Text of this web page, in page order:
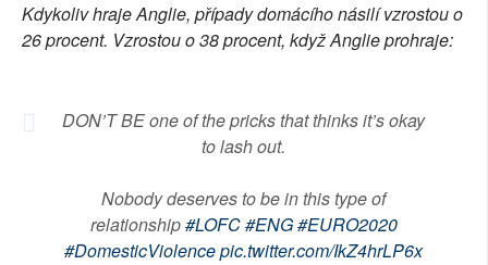
Kdykoliv hraje Anglie, případy domácího násilí vzrostou o
26 procent. Vzrostou o 38 procent, když Anglie prohraje:
DON’T BE one of the pricks that thinks it’s okay
to lash out.
Nobody deserves to be in this type of
relationship#LOFC#ENG#EURO2020
#DomesticViolencepic.twitter.com/IkZ4hrLP6x